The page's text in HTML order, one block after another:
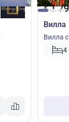
€1
Вилла
Вилла
№
4